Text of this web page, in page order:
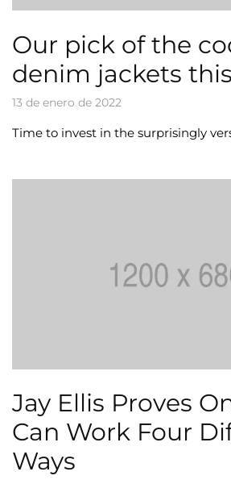
Our pick of the
denim jackets
13 de enero de 2022
Time to invest in the surprisingly
Jay Ellis Proves
Can Work Four
Ways